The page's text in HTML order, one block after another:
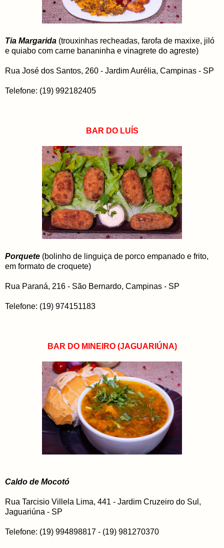
Tia Margarida (trouxinhas recheadas, farofa de maxixe, jiló
e quiabo com carne bananinha e vinagrete do agreste)
Rua José dos Santos, 260 - Jardim Aurélia, Campinas - SP
Telefone: (19) 992182405
BAR DO LUÍS
Porquete (bolinho de linguiça de porco empanado e frito,
em formato de croquete)
Rua Paraná, 216 - São Bernardo, Campinas - SP
Telefone: (19) 974151183
BAR DO MINEIRO (JAGUARIÚNA)
Caldo de Mocotó
Rua Tarcisio Villela Lima, 441 - Jardim Cruzeiro do Sul,
Jaguariúna - SP
Telefone: (19) 994898817 - (19) 981270370